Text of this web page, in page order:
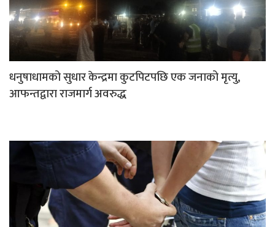
धनुषाधामको सुधार केन्द्रमा कुटपिटपछि एक जनाको मृत्यु,
आफन्तद्वारा राजमार्ग अवरुद्ध